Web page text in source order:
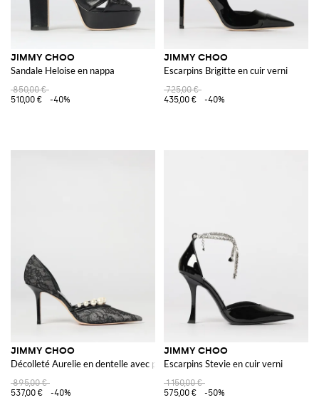
JIMMY CHOO
Sandale Heloise en nappa
850,00 €
510,00 €
-40%
JIMMY CHOO
Escarpins Brigitte en cuir verni
725,00 €
435,00 €
-40%
JIMMY CHOO
Décolleté Aurelie en dentelle avec perles synthétiques
895,00 €
537,00 €
-40%
JIMMY CHOO
Escarpins Stevie en cuir verni
1 150,00 €
575,00 €
-50%